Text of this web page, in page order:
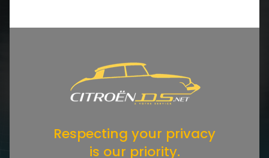
Respecting your privacy
is our priority.